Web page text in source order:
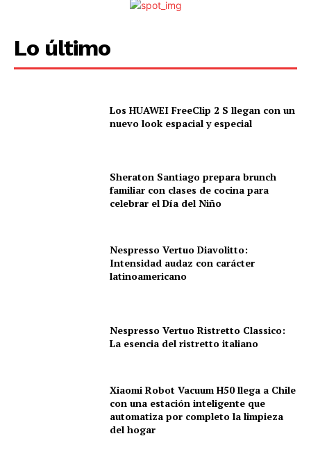
Lo último
Los HUAWEI FreeClip 2 S llegan con un
nuevo look espacial y especial
Sheraton Santiago prepara brunch
familiar con clases de cocina para
celebrar el Día del Niño
Nespresso Vertuo Diavolitto:
Intensidad audaz con carácter
latinoamericano
Nespresso Vertuo Ristretto Classico:
La esencia del ristretto italiano
Xiaomi Robot Vacuum H50 llega a Chile
con una estación inteligente que
automatiza por completo la limpieza
del hogar